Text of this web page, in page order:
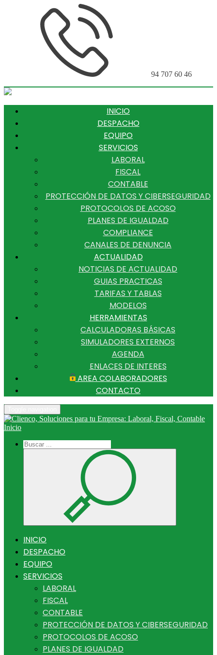
94 707 60 46
INICIO
DESPACHO
EQUIPO
SERVICIOS
LABORAL
FISCAL
CONTABLE
PROTECCIÓN DE DATOS Y CIBERSEGURIDAD
PROTOCOLOS DE ACOSO
PLANES DE IGUALDAD
COMPLIANCE
CANALES DE DENUNCIA
ACTUALIDAD
NOTICIAS DE ACTUALIDAD
GUIAS PRACTICAS
TARIFAS Y TABLAS
MODELOS
HERRAMIENTAS
CALCULADORAS BÁSICAS
SIMULADORES EXTERNOS
AGENDA
ENLACES DE INTERES
AREA COLABORADORES
CONTACTO
Inicio
INICIO
DESPACHO
EQUIPO
SERVICIOS
LABORAL
FISCAL
CONTABLE
PROTECCIÓN DE DATOS Y CIBERSEGURIDAD
PROTOCOLOS DE ACOSO
PLANES DE IGUALDAD